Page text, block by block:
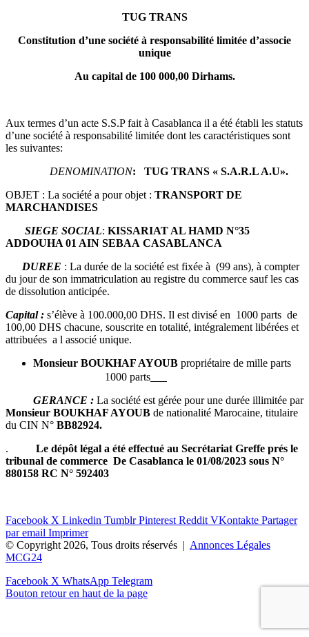
TUG TRANS
Constitution d’une société à responsabilité limitée d’associe
unique
Au capital de 100 000,00 Dirhams.
Aux termes d’un acte S.S.P fait à Casablanca il a été établi les statuts
d’une société à responsabilité limitée dont les caractéristiques sont
les suivantes:
DENOMINATION: TUG TRANS « S.A.R.L A.U».
OBJET : La société a pour objet : TRANSPORT DE
MARCHANDISES
SIEGE SOCIAL: KISSARIAT AL HAMD N°35
ADDOUHA 01 AIN SEBAA CASABLANCA
DUREE : La durée de la société est fixée à (99 ans), à compter
du jour de son immatriculation au registre du commerce sauf les cas
de dissolution anticipée.
Capital : s’élève à 100.000,00 DHS. Il est divisé en 1000 parts de
100,00 DHS chacune, souscrite en totalité, intégralement libérées et
attribuées a l associé unique.
Monsieur BOUKHAF AYOUB propriétaire de mille parts
1000 parts
GERANCE : La société est gérée pour une durée illimitée par
Monsieur BOUKHAF AYOUB de nationalité Marocaine, titulaire
du CIN N° BB82924.
.
Le dépôt légal a été effectué au Secrétariat Greffe prés le
tribunal de commerce De Casablanca le 01/08/2023 sous N°
880158 RC N° 592403
Facebook X Linkedin Tumblr Pinterest Reddit VKontakte Partager
par email Imprimer
© Copyright 2026, Tous droits réservés | Annonces Légales
MCG24
Facebook X WhatsApp Telegram
Bouton retour en haut de la page